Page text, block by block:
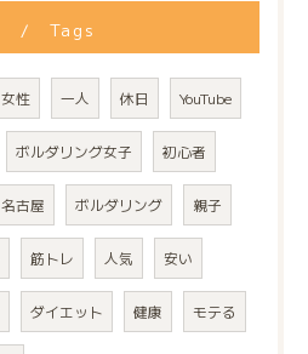
Tags
女性 一人 休日 YouTube
ボルダリング女子 初心者
名古屋 ボルダリング 親子
筋トレ 人気 安い
ダイエット 健康 モテる